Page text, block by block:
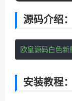
源码介绍：
欧皇源码白色
安装教程：